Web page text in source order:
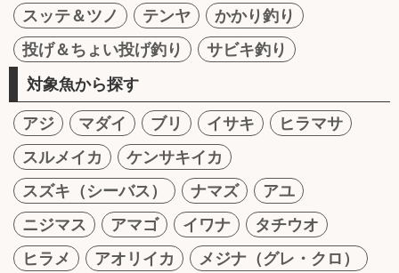
スッテ＆ツノ
テンヤ
かかり釣り
投げ＆ちょい投げ釣り
サビキ釣り
対象魚から探す
アジ マダイ ブリ イサキ
ヒラマサ
スルメイカ
ケンサキイカ
スズキ（シーバス）
ナマズ
アユ
ニジマス
アマゴ イワナ
タチウオ
ヒラメ
アオリイカ
メジナ（グレ・クロ）